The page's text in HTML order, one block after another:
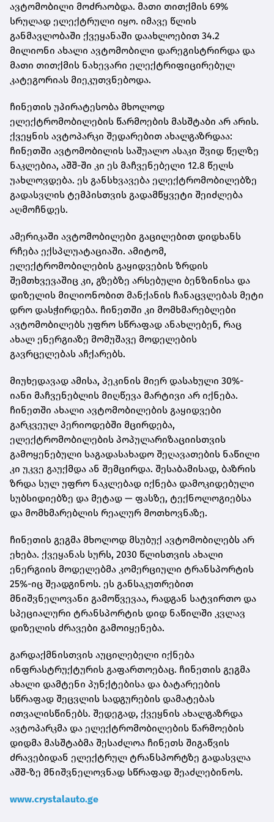
ავტომობილი მოძრაობდა. მათი თითქმის 69%
სრულად ელექტრული იყო. იმავე წლის
განმავლობაში ქვეყანაში დაახლოებით 34.2
მილიონი ახალი ავტომობილი დარეგისტრირდა და
მათი თითქმის ნახევარი ელექტრიფიცირებულ
კატეგორიას მიეკუთვნებოდა.
ჩინეთის უპირატესობა მხოლოდ
ელექტრომობილების წარმოების მასშტაბი არ არის.
ქვეყნის ავტოპარკი შედარებით ახალგაზრდაა:
ჩინეთში ავტომობილის საშუალო ასაკი შვიდ წელზე
ნაკლებია, აშშ-ში კი ეს მაჩვენებელი 12.8 წელს
უახლოვდება. ეს განსხვავება ელექტრომობილებზე
გადასვლის ტემპისთვის გადამწყვეტი შეიძლება
აღმოჩნდეს.
ამერიკაში ავტომობილები გაცილებით დიდხანს
რჩება ექსპლუატაციაში. ამიტომ,
ელექტრომობილების გაყიდვების ზრდის
შემთხვევაშიც კი, გზებზე არსებული ბენზინისა და
დიზელის მილიონობით მანქანის ჩანაცვლებას მეტი
დრო დასჭირდება. ჩინეთში კი მომხმარებლები
ავტომობილებს უფრო სწრაფად ანახლებენ, რაც
ახალ ენერგიაზე მომუშავე მოდელების
გავრცელებას აჩქარებს.
მიუხედავად ამისა, პეკინის მიერ დასახული 30%-
იანი მაჩვენებლის მიღწევა მარტივი არ იქნება.
ჩინეთში ახალი ავტომობილების გაყიდვები
გარკვეულ პერიოდებში მცირდება,
ელექტრომობილების პოპულარიზაციისთვის
გამოყენებული საგადასახადო შეღავათების ნაწილი
კი უკვე გაუქმდა ან შემცირდა. შესაბამისად, ბაზრის
ზრდა სულ უფრო ნაკლებად იქნება დამოკიდებული
სუბსიდიებზე და მეტად — ფასზე, ტექნოლოგიებსა
და მომხმარებლის რეალურ მოთხოვნაზე.
ჩინეთის გეგმა მხოლოდ მსუბუქ ავტომობილებს არ
ეხება. ქვეყანას სურს, 2030 წლისთვის ახალი
ენერგიის მოდელებმა კომერციული ტრანსპორტის
25%-იც შეადგინოს. ეს განსაკუთრებით
მნიშვნელოვანი გამოწვევაა, რადგან სატვირთო და
სპეციალური ტრანსპორტის დიდ ნაწილში კვლავ
დიზელის ძრავები გამოიყენება.
გარდაქმნისთვის აუცილებელი იქნება
ინფრასტრუქტურის გაფართოებაც. ჩინეთის გეგმა
ახალი დამტენი პუნქტებისა და ბატარეების
სწრაფად შეცვლის სადგურების დამატებას
ითვალისწინებს. შედეგად, ქვეყნის ახალგაზრდა
ავტოპარკმა და ელექტრომობილების წარმოების
დიდმა მასშტაბმა შესაძლოა ჩინეთს შიგაწვის
ძრავებიდან ელექტრულ ტრანსპორტზე გადასვლა
აშშ-ზე მნიშვნელოვნად სწრაფად შეაძლებინოს.
www.crystalauto.ge